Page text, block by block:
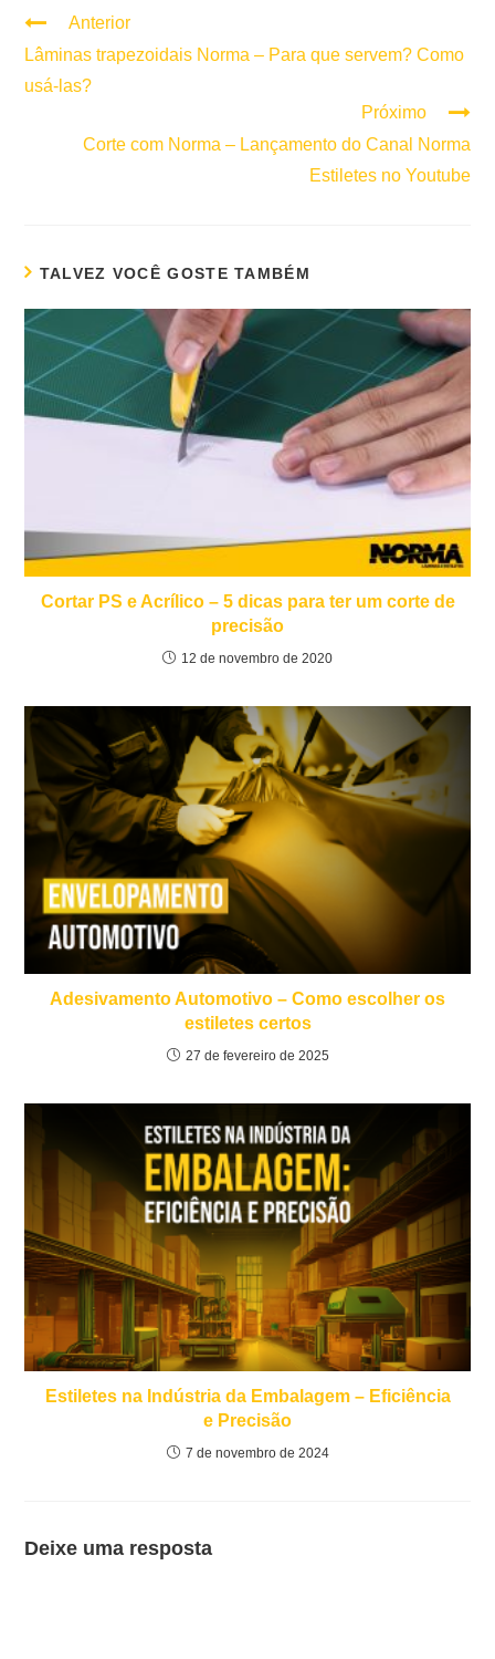
Continuar
lendo
Anterior
Lâminas trapezoidais Norma – Para que servem? Como
usá-las?
Próximo
Corte com Norma – Lançamento do Canal Norma
Estiletes no Youtube
TALVEZ VOCÊ GOSTE TAMBÉM
Cortar PS e Acrílico – 5 dicas para ter um corte de
precisão
12 de novembro de 2020
Adesivamento Automotivo – Como escolher os
estiletes certos
27 de fevereiro de 2025
Estiletes na Indústria da Embalagem – Eficiência
e Precisão
7 de novembro de 2024
Deixe uma resposta